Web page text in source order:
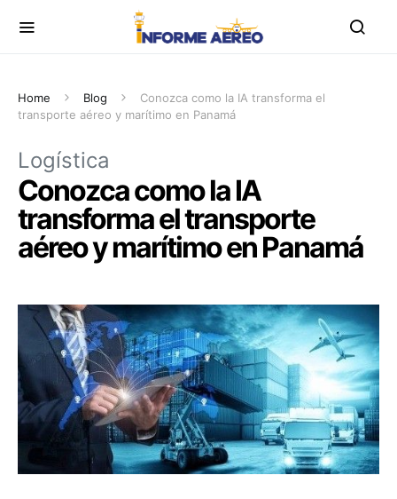
Home Blog
Conozca como la IA transforma el
transporte aéreo y marítimo en Panamá
Logística
Conozca como la IA
transforma el transporte
aéreo y marítimo en Panamá